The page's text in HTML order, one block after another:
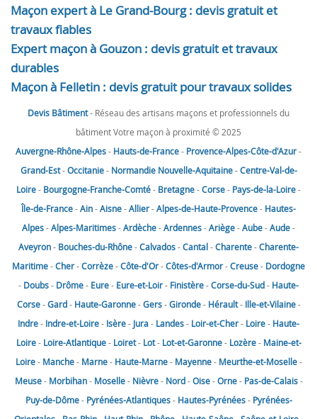
Maçon expert à Le Grand-Bourg : devis gratuit et
travaux fiables
Expert maçon à Gouzon : devis gratuit et travaux
durables
Maçon à Felletin : devis gratuit pour travaux solides
Devis Bâtiment- Réseau des artisans maçons et professionnels du
bâtiment Votre maçon à proximité © 2025
Auvergne-Rhône-Alpes- Hauts-de-France- Provence-Alpes-Côte-d'Azur-
Grand-Est-Occitanie- Normandie Nouvelle-Aquitaine-Centre-Val-de-
Loire- Bourgogne-Franche-Comté- Bretagne-Corse- Pays-de-la-Loire-
Île-de-France-Ain-Aisne-Allier-Alpes-de-Haute-Provence- Hautes-
Alpes-Alpes-Maritimes-Ardèche-Ardennes-Ariège-Aube-Aude-
Aveyron- Bouches-du-Rhône-Calvados-Cantal-Charente-Charente-
Maritime-Cher-Corrèze-Côte-d'Or-Côtes-d'Armor-Creuse- Dordogne
- Doubs- Drôme- Eure- Eure-et-Loir- Finistère-Corse-du-Sud- Haute-
Corse-Gard- Haute-Garonne-Gers-Gironde- Hérault- Ille-et-Vilaine-
Indre- Indre-et-Loire- Isère- Jura- Landes- Loir-et-Cher- Loire- Haute-
Loire- Loire-Atlantique- Loiret- Lot- Lot-et-Garonne- Lozère- Maine-et-
Loire- Manche- Marne- Haute-Marne- Mayenne- Meurthe-et-Moselle-
Meuse- Morbihan- Moselle- Nièvre- Nord-Oise-Orne- Pas-de-Calais-
Puy-de-Dôme- Pyrénées-Atlantiques- Hautes-Pyrénées- Pyrénées-